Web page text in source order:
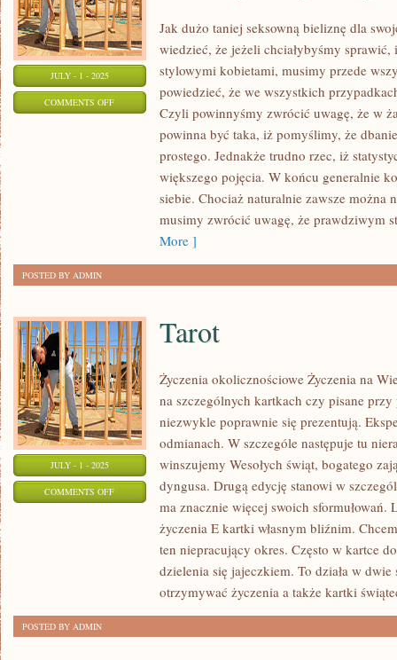
JULY - 1 - 2025
COMMENTS OFFON
Jak dużo taniej seksowną bieliznę dla
wiedzieć, że jeżeli chciałybyśmy
stylowymi kobietami, musimy przede
powiedzieć, że we wszystkich
Czyli powinnyśmy zwrócić uwagę, że w
powinna być taka, iż pomyślimy, że
prostego. Jednakże trudno rzec, iż
większego pojęcia. W końcu generalnie
siebie. Chociaż naturalnie zawsze można
musimy zwrócić uwagę, że prawdziwym
More ]
POSTED BY ADMIN
JULY - 1 - 2025
COMMENTS OFFON
Tarot
Życzenia okolicznościowe Życzenia na
na szczególnych kartkach czy pisane
niezwykle poprawnie się prezentują.
odmianach. W szczególe następuje tu
winszujemy Wesołych świąt, bogatego
dyngusa. Drugą edycję stanowi w
ma znacznie więcej swoich
życzenia E kartki własnym bliźnim.
ten niepracujący okres. Często w kartce
dzielenia się jajeczkiem. To działa w
otrzymywać życzenia a także kartki
POSTED BY ADMIN